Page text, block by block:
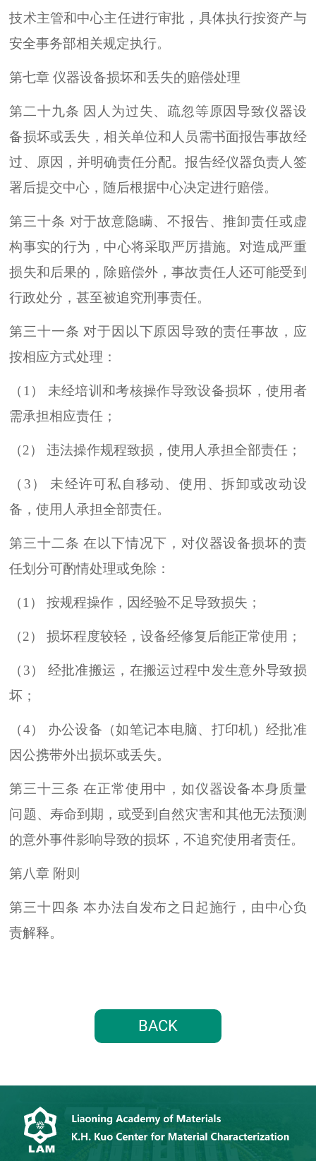
技术主管和中心主任进行审批，具体执行按资产与
安全事务部相关规定执行。
第七章 仪器设备损坏和丢失的赔偿处理
第二十九条 因人为过失、疏忽等原因导致仪器设
备损坏或丢失，相关单位和人员需书面报告事故经
过、原因，并明确责任分配。报告经仪器负责人签
署后提交中心，随后根据中心决定进行赔偿。
第三十条 对于故意隐瞒、不报告、推卸责任或虚
构事实的行为，中心将采取严厉措施。对造成严重
损失和后果的，除赔偿外，事故责任人还可能受到
行政处分，甚至被追究刑事责任。
第三十一条 对于因以下原因导致的责任事故，应
按相应方式处理：
（1） 未经培训和考核操作导致设备损坏，使用者
需承担相应责任；
（2） 违法操作规程致损，使用人承担全部责任；
（3） 未经许可私自移动、使用、拆卸或改动设
备，使用人承担全部责任。
第三十二条 在以下情况下，对仪器设备损坏的责
任划分可酌情处理或免除：
（1） 按规程操作，因经验不足导致损失；
（2） 损坏程度较轻，设备经修复后能正常使用；
（3） 经批准搬运，在搬运过程中发生意外导致损
坏；
（4） 办公设备（如笔记本电脑、打印机）经批准
因公携带外出损坏或丢失。
第三十三条 在正常使用中，如仪器设备本身质量
问题、寿命到期，或受到自然灾害和其他无法预测
的意外事件影响导致的损坏，不追究使用者责任。
第八章 附则
第三十四条 本办法自发布之日起施行，由中心负
责解释。
BACK